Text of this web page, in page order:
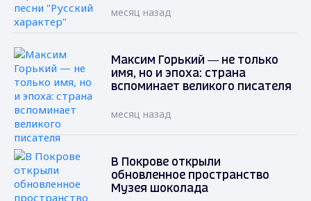
месяц назад
Максим Горький — не только
имя, но и эпоха: страна
вспоминает великого писателя
месяц назад
В Покрове открыли
обновленное пространство
Музея шоколада